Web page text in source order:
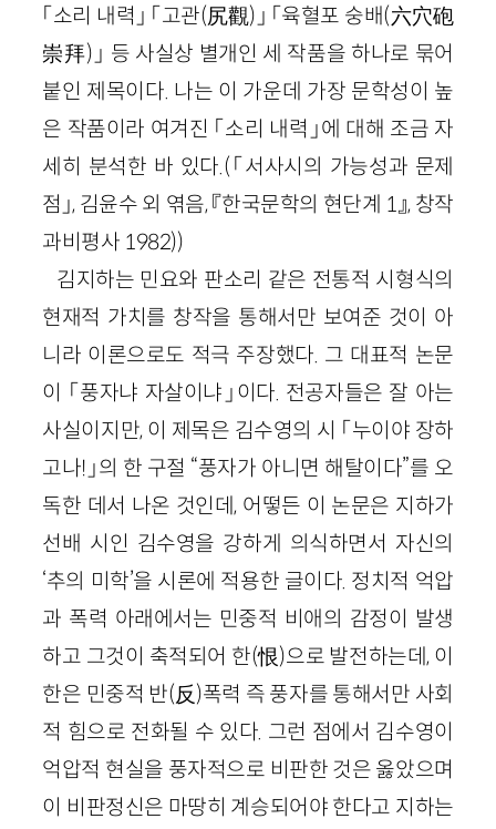
「소리 내력」 「고관(尻觀)」 「육혈포 숭배(六穴砲
崇拜)」 등 사실상 별개인 세 작품을 하나로 묶어
붙인 제목이다. 나는 이 가운데 가장 문학성이 높
은 작품이라 여겨진 「소리 내력」에 대해 조금 자
세히 분석한 바 있다.(「서사시의 가능성과 문제
점」, 김윤수 외 엮음, 『한국문학의 현단계 1』, 창작
과비평사 1982))
김지하는 민요와 판소리 같은 전통적 시형식의
현재적 가치를 창작을 통해서만 보여준 것이 아
니라 이론으로도 적극 주장했다. 그 대표적 논문
이 「풍자냐 자살이냐」이다. 전공자들은 잘 아는
사실이지만, 이 제목은 김수영의 시 「누이야 장하
고나!」의 한 구절 “풍자가 아니면 해탈이다”를 오
독한 데서 나온 것인데, 어떻든 이 논문은 지하가
선배 시인 김수영을 강하게 의식하면서 자신의
‘추의 미학’을 시론에 적용한 글이다. 정치적 억압
과 폭력 아래에서는 민중적 비애의 감정이 발생
하고 그것이 축적되어 한(恨)으로 발전하는데, 이
한은 민중적 반(反)폭력 즉 풍자를 통해서만 사회
적 힘으로 전화될 수 있다. 그런 점에서 김수영이
억압적 현실을 풍자적으로 비판한 것은 옳았으며
이 비판정신은 마땅히 계승되어야 한다고 지하는